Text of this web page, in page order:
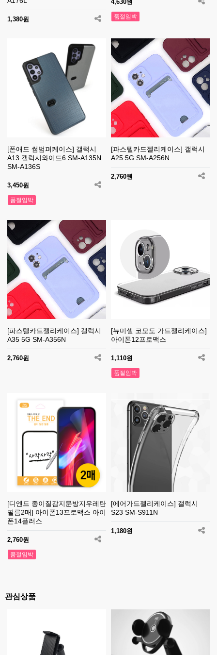
1,380원
4,630원
품절임박
[폰애드 썸범퍼케이스] 갤럭시
A13 갤럭시와이드6 SM-A135N
SM-A136S
3,450원
품절임박
[파스텔카드젤리케이스] 갤럭시
A25 5G SM-A256N
2,760원
[파스텔카드젤리케이스] 갤럭시
A35 5G SM-A356N
2,760원
[뉴미셀 코모도 가드젤리케이스]
아이폰12프로맥스
1,110원
품절임박
[디엔드 종이질감지문방지우레탄
필름2매] 아이폰13프로맥스 아이
폰14플러스
2,760원
품절임박
[에어가드젤리케이스] 갤럭시
S23 SM-S911N
1,180원
관심상품